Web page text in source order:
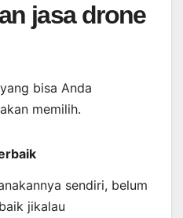
jasa drone
bisa Anda
memilih.
sendiri, belum
jikalau